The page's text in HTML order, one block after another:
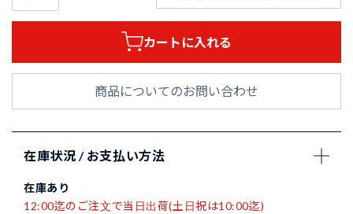
カートに入れる
商品についてのお問い合わせ
在庫状況 / お支払い方法
在庫あり
12:00迄のご注文で当日出荷(土日祝は10:00迄)